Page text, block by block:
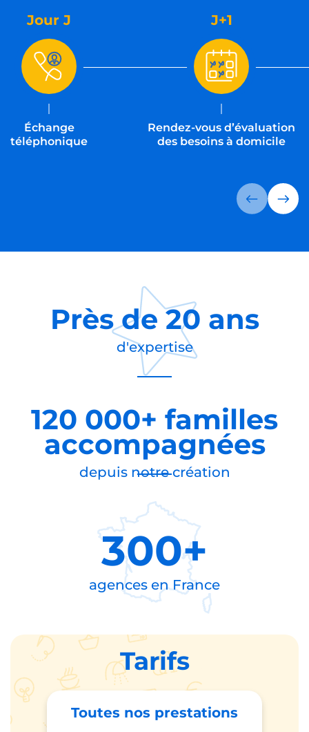
Jour J
Échange
téléphonique
J+1
Rendez-vous d’évaluation
des besoins à domicile
Près de20 ans
d'expertise
120 000+ familles
accompagnées
depuis notre création
300+
agences enFrance
Tarifs
Toutes nos prestations